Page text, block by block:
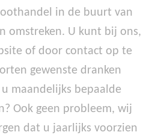
in de buurt van
omstreken. U kunt bij ons,
of door contact op te
gewenste dranken
maandelijks bepaalde
Ook geen probleem, wij
dat u jaarlijks voorzien